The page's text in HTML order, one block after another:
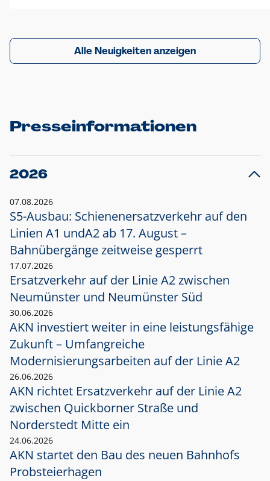
Alle Neuigkeiten anzeigen
Presseinformationen
2026
07.08.2026
S5-Ausbau: Schienenersatzverkehr auf den
Linien A1 undA2 ab 17. August –
Bahnübergänge zeitweise gesperrt
17.07.2026
Ersatzverkehr auf der Linie A2 zwischen
Neumünster und Neumünster Süd
30.06.2026
AKN investiert weiter in eine leistungsfähige
Zukunft – Umfangreiche
Modernisierungsarbeiten auf der Linie A2
26.06.2026
AKN richtet Ersatzverkehr auf der Linie A2
zwischen Quickborner Straße und
Norderstedt Mitte ein
24.06.2026
AKN startet den Bau des neuen Bahnhofs
Probsteierhagen